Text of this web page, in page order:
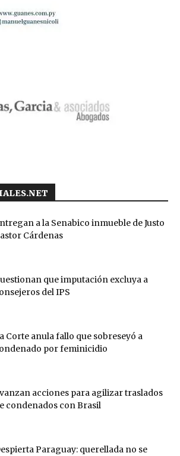
a la Senabico inmueble de Justo
Cárdenas
que imputación excluya a
del IPS
Corte anula fallo que sobreseyó a
por feminicidio
acciones para agilizar traslados
condenados con Brasil
Paraguay: querellada no se